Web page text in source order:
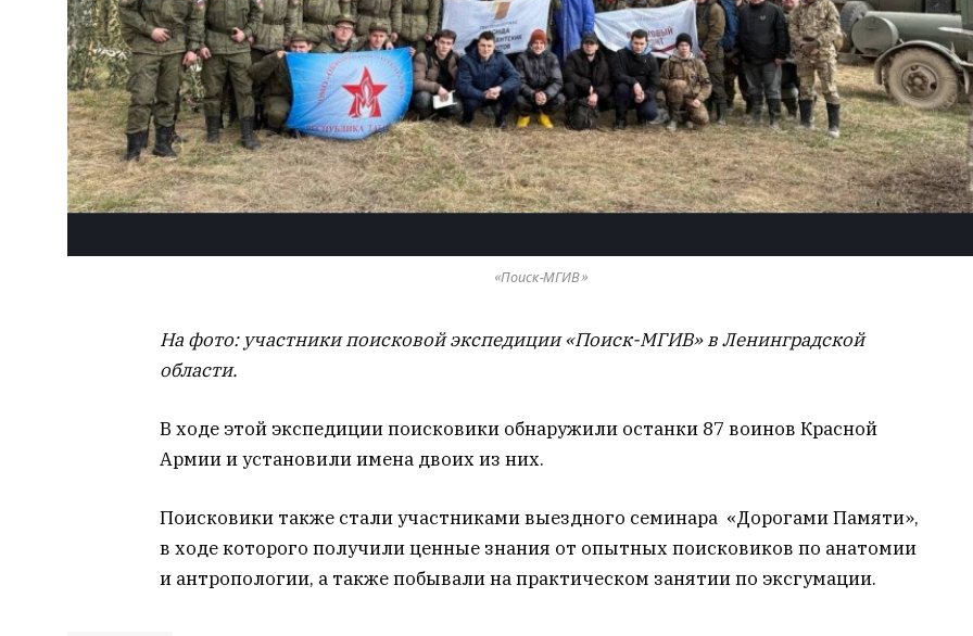
«Поиск-МГИВ»
На фото: участники поисковой экспедиции «Поиск-МГИВ» в Ленинградской
области.
В ходе этой экспедиции поисковики обнаружили останки 87 воинов Красной
Армии и установили имена двоих из них.
Поисковики также стали участниками выездного семинара «Дорогами Памяти»,
в ходе которого получили ценные знания от опытных поисковиков по анатомии
и антропологии, а также побывали на практическом занятии по эксгумации.